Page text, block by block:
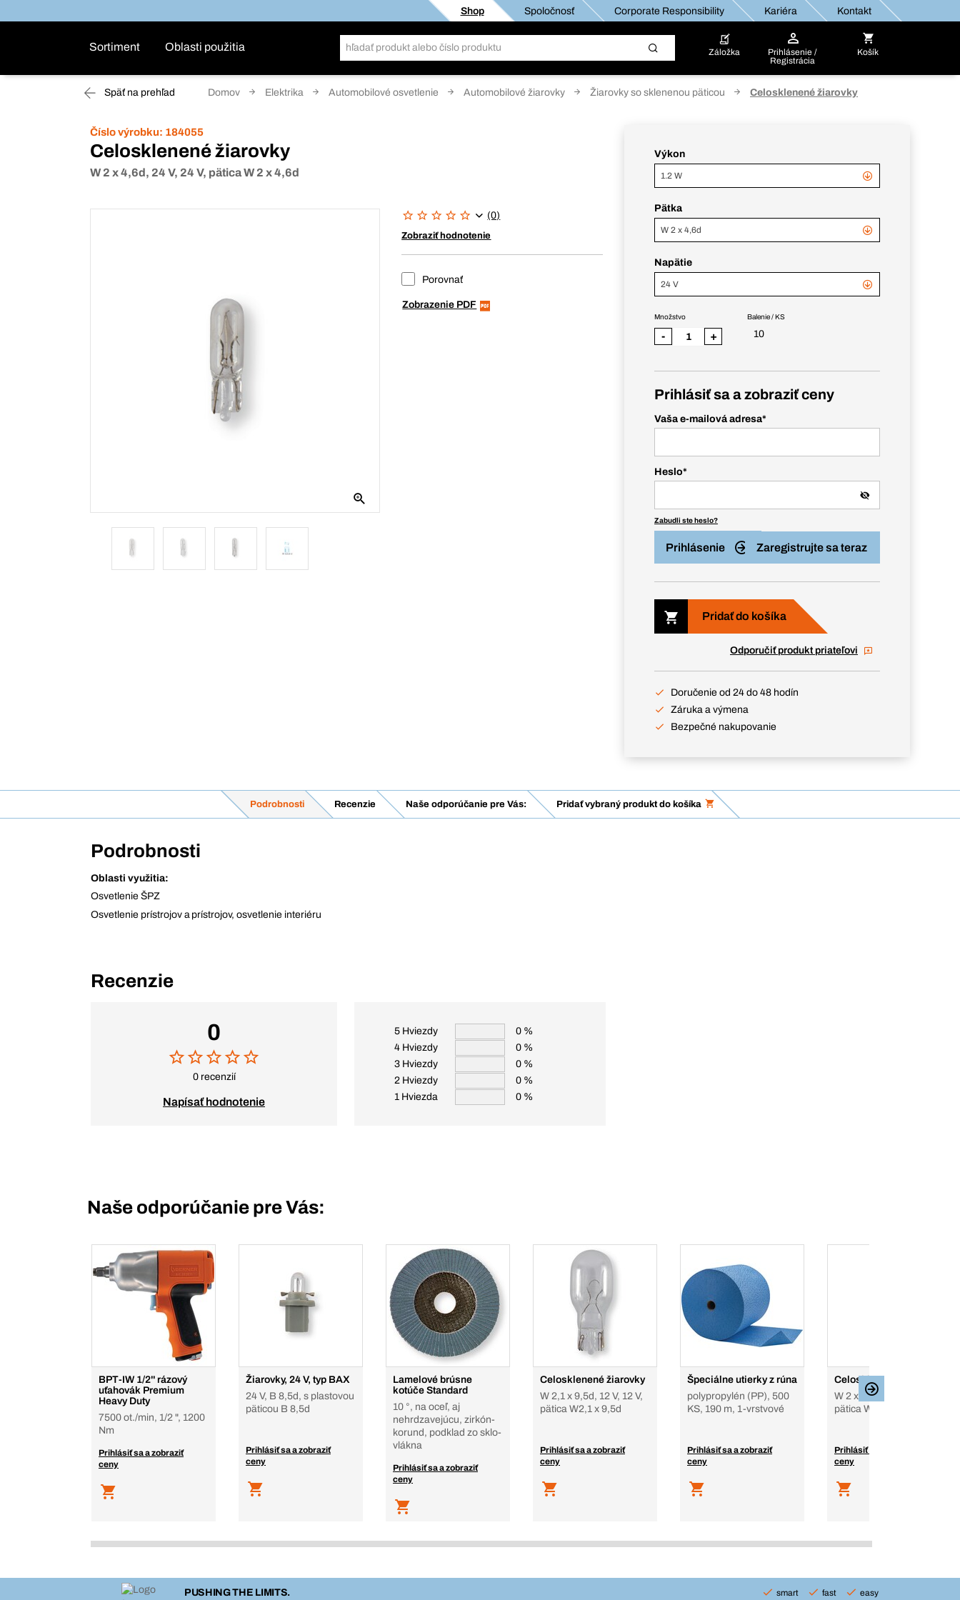
Shop Spoločnosť Corporate Responsibility Kariéra Kontakt
Sortiment Oblasti použitia Záložka
Prihlásenie /
Registrácia
Košík
Späť na prehľad Domov Elektrika Automobilové osvetlenie Automobilové žiarovky Žiarovky so sklenenou päticou Celosklenené žiarovky
Číslo výrobku: 184055
Celosklenené žiarovky
W 2 x 4,6d, 24 V, 24 V, pätica W 2 x 4,6d
(0)
Zobraziť hodnotenie
Porovnať
Zobrazenie PDF
Výkon
1.2 W
Pätka
W 2 x 4,6d
Napätie
24 V
Balenie / KS
10
Množstvo
- +
Prihlásiť sa a zobraziť ceny
Vaša e-mailová adresa*
Heslo*
Zabudli ste heslo?
Prihlásenie Zaregistrujte sa teraz
Pridať do košíka
Odporučiť produkt priateľovi
Doručenie od 24 do 48 hodín
Záruka a výmena
Bezpečné nakupovanie
Podrobnosti Recenzie Naše odporúčanie pre Vás: Pridať vybraný produkt do košíka
Podrobnosti
Oblasti využitia:
Osvetlenie ŠPZ
Osvetlenie prístrojov a prístrojov, osvetlenie interiéru
Recenzie
0
0 recenzií
Napísať hodnotenie
5 Hviezdy
0 %
4 Hviezdy
0 %
3 Hviezdy
0 %
2 Hviezdy
0 %
1 Hviezda
0 %
Naše odporúčanie pre Vás:
BPT-IW 1/2'' rázový
uťahovák Premium
Heavy Duty
7500 ot./min, 1/2 ", 1200
Nm
Prihlásiť sa a zobraziť
ceny
Žiarovky, 24 V, typ BAX
24 V, B 8,5d, s plastovou
päticou B 8,5d
Prihlásiť sa a zobraziť
ceny
Lamelové brúsne
kotúče Standard
10 °, na oceľ, aj
nehrdzavejúcu, zirkón-
korund, podklad zo sklo-
vlákna
Prihlásiť sa a zobraziť
ceny
Celosklenené žiarovky
W 2,1 x 9,5d, 12 V, 12 V,
pätica W2,1 x 9,5d
Prihlásiť sa a zobraziť
ceny
Špeciálne utierky z rúna
polypropylén (PP), 500
KS, 190 m, 1-vrstvové
Prihlásiť sa a zobraziť
ceny
Celosklenené žiarovky
W 2 x 4,6d, 12 V, 12 V,
pätica W2 x 4,6d
Prihlásiť sa a zobraziť
ceny
PUSHING THE LIMITS. smart fast easy